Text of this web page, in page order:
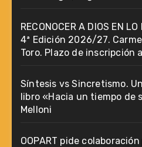
RECONOCER A DIOS EN
4ª Edición 2026/27.
Toro. Plazo de inscripción
Síntesis vs Sincretismo.
libro «Hacia un tiempo de
Melloni
OOPART pide